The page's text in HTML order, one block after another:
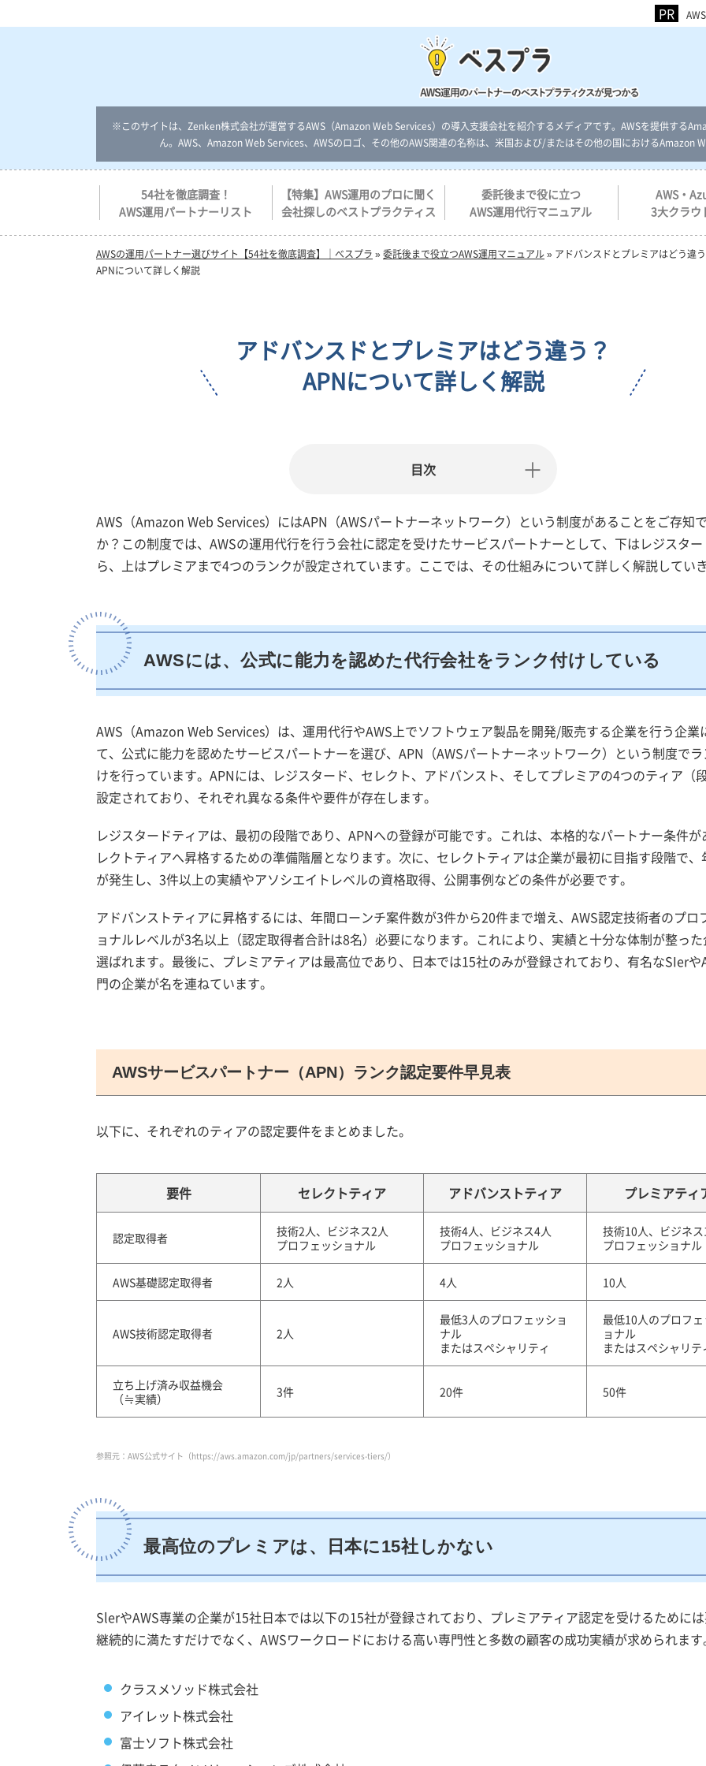
※このサイトは、Zenken株式会社が運営するAWS（Amazon Web Services）の導入支援会社を紹介するメディアです。AWSを提供する
ん。AWS、Amazon Web Services、AWSのロゴ、その他のAWS関連の名称は、米国および/またはその他の国におけるAmazon
54社を徹底調査！
AWS運用パートナーリスト
【特集】AWS運用のプロに聞く
会社探しのベストプラクティス
委託後まで役に立つ
AWS運用代行マニュアル
AWS・
3大クラウ
AWSの運用パートナー選びサイト【54社を徹底調査】｜べスプラ »委託後まで役立つAWS運用マニュアル» アドバンスドとプレミアはどう違う
APNについて詳しく解説
アドバンスドとプレミアはどう違う？
APNについて詳しく解説
目次
AWS（Amazon Web Services）にはAPN（AWSパートナーネットワーク）という制度があることをご存知
か？この制度では、AWSの運用代行を行う会社に認定を受けたサービスパートナーとして、下はレジスタ
ら、上はプレミアまで4つのランクが設定されています。ここでは、その仕組みについて詳しく解説していき
AWSには、公式に能力を認めた代行会社をランク付けしている
AWS（Amazon Web Services）は、運用代行やAWS上でソフトウェア製品を開発/販売する企業を行う企業
て、公式に能力を認めたサービスパートナーを選び、APN（AWSパートナーネットワーク）という制度で
けを行っています。APNには、レジスタード、セレクト、アドバンスト、そしてプレミアの4つのティア（
設定されており、それぞれ異なる条件や要件が存在します。
レジスタードティアは、最初の段階であり、APNへの登録が可能です。これは、本格的なパートナー条件が
レクトティアへ昇格するための準備階層となります。次に、セレクトティアは企業が最初に目指す段階で、
が発生し、3件以上の実績やアソシエイトレベルの資格取得、公開事例などの条件が必要です。
アドバンストティアに昇格するには、年間ローンチ案件数が3件から20件まで増え、AWS認定技術者のプロ
ョナルレベルが3名以上（認定取得者合計は8名）必要になります。これにより、実績と十分な体制が整っ
選ばれます。最後に、プレミアティアは最高位であり、日本では15社のみが登録されており、有名なSIerや
門の企業が名を連ねています。
AWSサービスパートナー（APN）ランク認定要件早見表
以下に、それぞれのティアの認定要件をまとめました。
要件 セレクトティア アドバンストティア プレミアティ
認定取得者
技術2人、ビジネス2人
プロフェッショナル
技術4人、ビジネス4人
プロフェッショナル
技術10人、ビジネス
プロフェッショナル
AWS基礎認定取得者 2人 4人 10人
AWS技術認定取得者 2人
最低3人のプロフェッショ
ナル
またはスペシャリティ
最低10人のプロフェ
ョナル
またはスペシャリテ
立ち上げ済み収益機会
（≒実績）
3件 20件 50件
参照元：AWS公式サイト（https://aws.amazon.com/jp/partners/services-tiers/）
最高位のプレミアは、日本に15社しかない
SlerやAWS専業の企業が15社日本では以下の15社が登録されており、プレミアティア認定を受けるために
継続的に満たすだけでなく、AWSワークロードにおける高い専門性と多数の顧客の成功実績が求められます
クラスメソッド株式会社
アイレット株式会社
富士ソフト株式会社